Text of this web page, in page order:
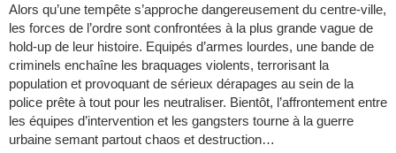
Alors qu’une tempête s’approche dangereusement du centre-ville,
les forces de l’ordre sont confrontées à la plus grande vague de
hold-up de leur histoire. Equipés d’armes lourdes, une bande de
criminels enchaîne les braquages violents, terrorisant la
population et provoquant de sérieux dérapages au sein de la
police prête à tout pour les neutraliser. Bientôt, l’affrontement entre
les équipes d’intervention et les gangsters tourne à la guerre
urbaine semant partout chaos et destruction…